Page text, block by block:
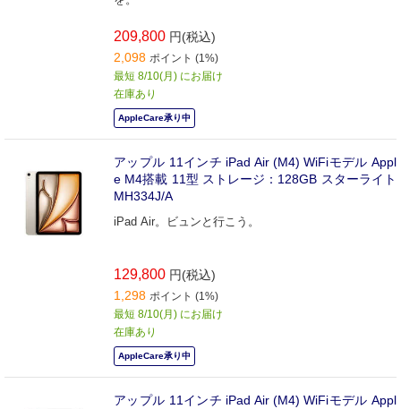
209,800 円(税込)
2,098 ポイント (1%)
最短 8/10(月) にお届け
在庫あり
AppleCare承り中
アップル 11インチ iPad Air (M4) WiFiモデル Appl
e M4搭載 11型 ストレージ：128GB スターライト
MH334J/A
iPad Air。ビュンと行こう。
129,800 円(税込)
1,298 ポイント (1%)
最短 8/10(月) にお届け
在庫あり
AppleCare承り中
アップル 11インチ iPad Air (M4) WiFiモデル Appl